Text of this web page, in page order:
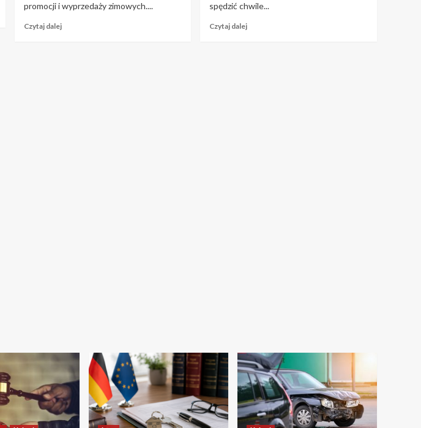
promocji i wyprzedaży zimowych....
Czytaj dalej
spędzić chwile...
Czytaj dalej